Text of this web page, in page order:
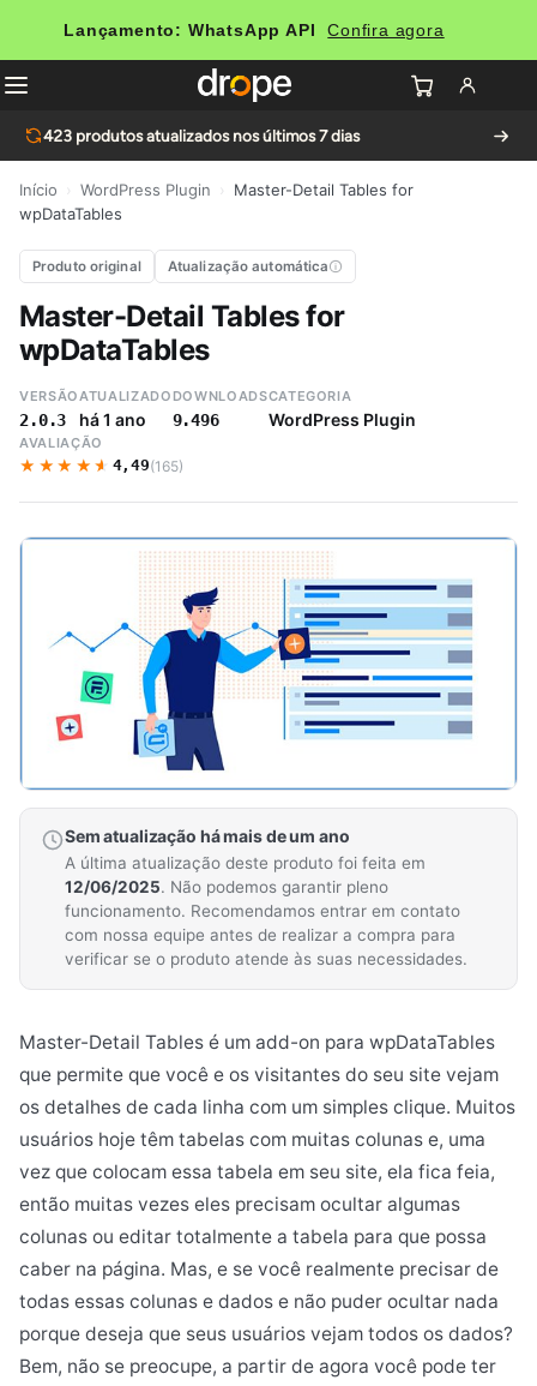
Lançamento: WhatsApp API Confira agora
423 produtos atualizados nos últimos 7 dias
Início WordPress Plugin
Master-Detail Tables for
wpDataTables
Produto original Atualização automática
Master-Detail Tables for
wpDataTables
VERSÃO
2.0.3
ATUALIZADO
há 1 ano
DOWNLOADS
9.496
CATEGORIA
WordPress Plugin
AVALIAÇÃO
★★★★★
★★★★★ 4,49(165)
Sem atualização há mais de um ano
A última atualização deste produto foi feita em
12/06/2025. Não podemos garantir pleno
funcionamento. Recomendamos entrar em contato
com nossa equipe antes de realizar a compra para
verificar se o produto atende às suas necessidades.
Master-Detail Tables é um add-on para wpDataTables
que permite que você e os visitantes do seu site vejam
os detalhes de cada linha com um simples clique. Muitos
usuários hoje têm tabelas com muitas colunas e, uma
vez que colocam essa tabela em seu site, ela fica feia,
então muitas vezes eles precisam ocultar algumas
colunas ou editar totalmente a tabela para que possa
caber na página. Mas, e se você realmente precisar de
todas essas colunas e dados e não puder ocultar nada
porque deseja que seus usuários vejam todos os dados?
Bem, não se preocupe, a partir de agora você pode ter